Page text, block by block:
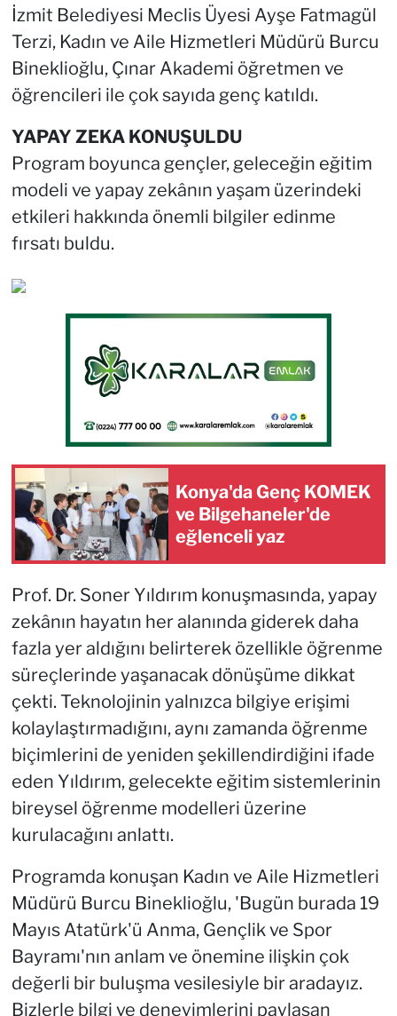
İzmit Belediyesi Meclis Üyesi Ayşe Fatmagül
Terzi, Kadın ve Aile Hizmetleri Müdürü Burcu
Bineklioğlu, Çınar Akademi öğretmen ve
öğrencileri ile çok sayıda genç katıldı.
YAPAY ZEKA KONUŞULDU
Program boyunca gençler, geleceğin eğitim
modeli ve yapay zekânın yaşam üzerindeki
etkileri hakkında önemli bilgiler edinme
fırsatı buldu.
Konya'da Genç KOMEK
ve Bilgehaneler'de
eğlenceli yaz
Prof. Dr. Soner Yıldırım konuşmasında, yapay
zekânın hayatın her alanında giderek daha
fazla yer aldığını belirterek özellikle öğrenme
süreçlerinde yaşanacak dönüşüme dikkat
çekti. Teknolojinin yalnızca bilgiye erişimi
kolaylaştırmadığını, aynı zamanda öğrenme
biçimlerini de yeniden şekillendirdiğini ifade
eden Yıldırım, gelecekte eğitim sistemlerinin
bireysel öğrenme modelleri üzerine
kurulacağını anlattı.
Programda konuşan Kadın ve Aile Hizmetleri
Müdürü Burcu Bineklioğlu, 'Bugün burada 19
Mayıs Atatürk'ü Anma, Gençlik ve Spor
Bayramı'nın anlam ve önemine ilişkin çok
değerli bir buluşma vesilesiyle bir aradayız.
Bizlerle bilgi ve deneyimlerini paylaşan